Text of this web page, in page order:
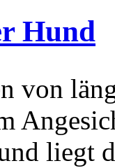
Hund
von
liegt